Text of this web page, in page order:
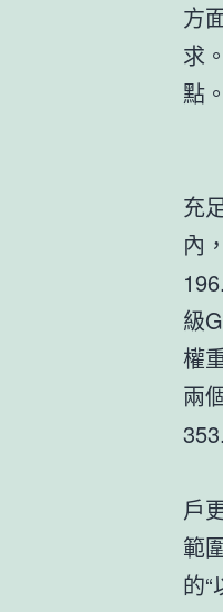
方
求
點。
充
內
級
權
兩
戶
範
的“